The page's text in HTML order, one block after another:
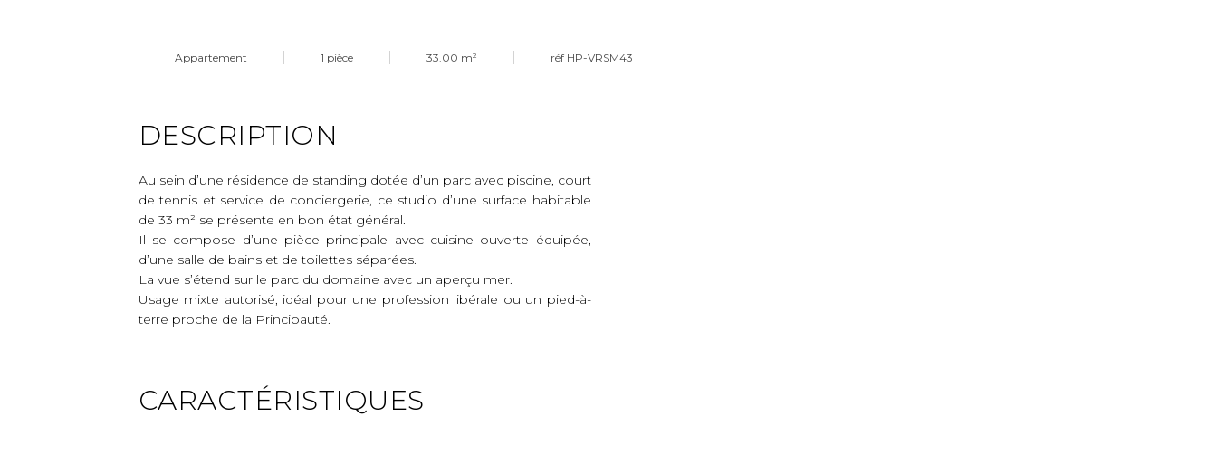
Appartement 1 pièce 33.00 m² réf HP-VRSM43
DESCRIPTION
Au sein d’une résidence de standing dotée d’un parc avec piscine, court
de tennis et service de conciergerie, ce studio d’une surface habitable
de 33 m² se présente en bon état général.
Il se compose d’une pièce principale avec cuisine ouverte équipée,
d’une salle de bains et de toilettes séparées.
La vue s’étend sur le parc du domaine avec un aperçu mer.
Usage mixte autorisé, idéal pour une profession libérale ou un pied-à-
terre proche de la Principauté.
CARACTÉRISTIQUES